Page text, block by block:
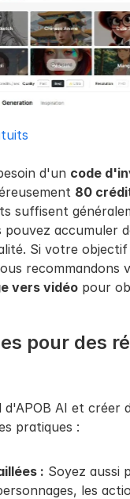
d'un code
80
suffisent
accumuler
Si votre
recommandons
vers vidéo pour
pour des
AI et créer
pratiques :
: Soyez aussi
les